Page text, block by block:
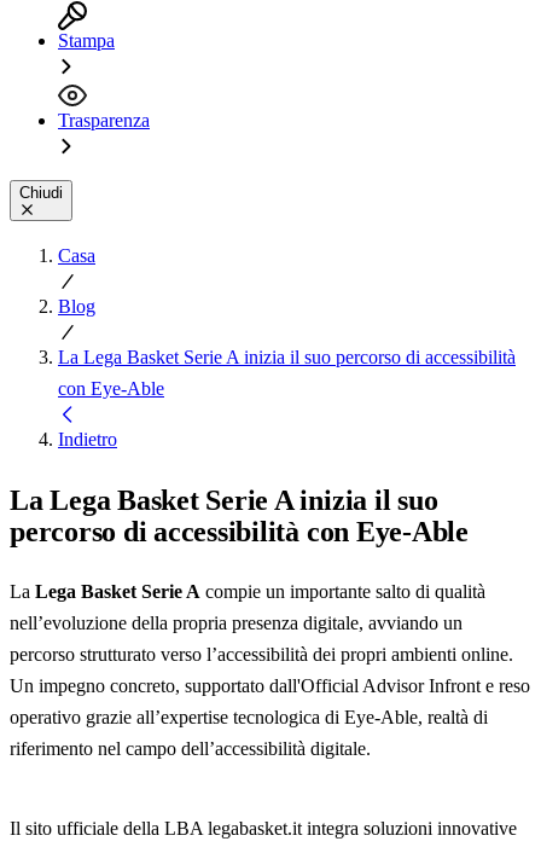
Stampa
Trasparenza
Chiudi
Casa
Blog
La Lega Basket Serie A inizia il suo percorso di accessibilità
con Eye-Able
Indietro
La Lega Basket Serie A inizia il suo
percorso di accessibilità con Eye-Able
La Lega Basket Serie A compie un importante salto di qualità
nell’evoluzione della propria presenza digitale, avviando un
percorso strutturato verso l’accessibilità dei propri ambienti online.
Un impegno concreto, supportato dall'Official Advisor Infront e reso
operativo grazie all’expertise tecnologica di Eye-Able, realtà di
riferimento nel campo dell’accessibilità digitale.
Il sito ufficiale della LBA legabasket.it integra soluzioni innovative